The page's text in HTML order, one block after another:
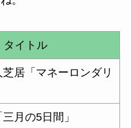
タイトル
居「マネーロンダリ
月の5日間」